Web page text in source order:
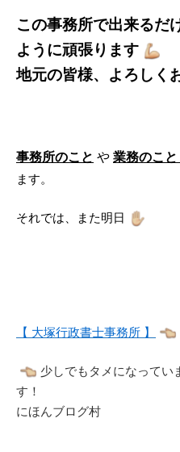
この事務所で出来るだ
ように頑張ります
地元の皆様、よろしく
事務所のこと や 業務のこと
ます。
それでは、また明日
【 大塚行政書士事務所 】
少しでもタメになってい
す！
にほんブログ村